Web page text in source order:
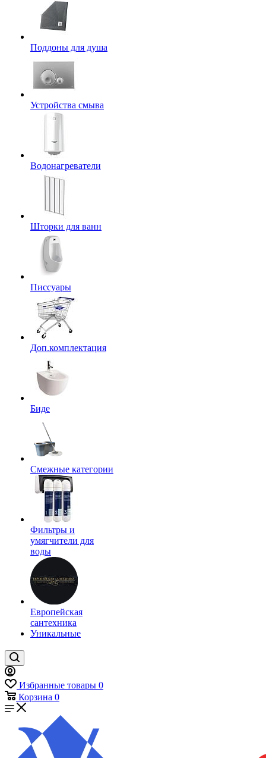
Поддоны для душа
Устройства смыва
Водонагреватели
Шторки для ванн
Писсуары
Доп.комплектация
Биде
Смежные категории
Фильтры и
умягчители для
воды
Европейская
сантехника
Уникальные
Избранные товары 0
Корзина 0